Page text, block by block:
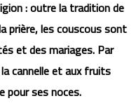
: outre la tradition de
prière, les couscous sont
et des mariages. Par
cannelle et aux fruits
pour ses noces.